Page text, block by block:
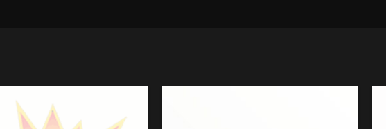
condizioni descritte nella nostra